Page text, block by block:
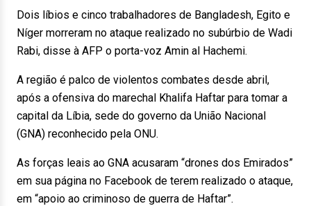
Dois líbios e cinco trabalhadores de Bangladesh, Egito e
Níger morreram no ataque realizado no subúrbio de Wadi
Rabi, disse à AFP o porta-voz Amin al Hachemi.
A região é palco de violentos combates desde abril,
após a ofensiva do marechal Khalifa Haftar para tomar a
capital da Líbia, sede do governo da União Nacional
(GNA) reconhecido pela ONU.
As forças leais ao GNA acusaram “drones dos Emirados”
em sua página no Facebook de terem realizado o ataque,
em “apoio ao criminoso de guerra de Haftar”.